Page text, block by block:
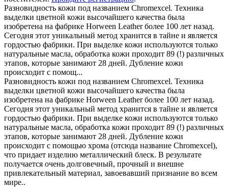
Разновидность кожи под названием Chromexcel. Техника
выделки цветной кожи высочайшего качества была
изобретена на фабрике Horween Leather более 100 лет назад.
Сегодня этот уникальный метод хранится в тайне и является
гордостью фабрики. При выделке кожи используются только
натуральные масла, обработка кожи проходит 89 (!) различных
этапов, которые занимают 28 дней. Дубление кожи
происходит с помощ...
Разновидность кожи под названием Chromexcel. Техника
выделки цветной кожи высочайшего качества была
изобретена на фабрике Horween Leather более 100 лет назад.
Сегодня этот уникальный метод хранится в тайне и является
гордостью фабрики. При выделке кожи используются только
натуральные масла, обработка кожи проходит 89 (!) различных
этапов, которые занимают 28 дней. Дубление кожи
происходит с помощью хрома (отсюда название Chromexcel),
что придает изделию металлический блеск. В результате
получается очень долговечный, прочный и внешне
привлекательный материал, завоевавший признание во всем
мире..